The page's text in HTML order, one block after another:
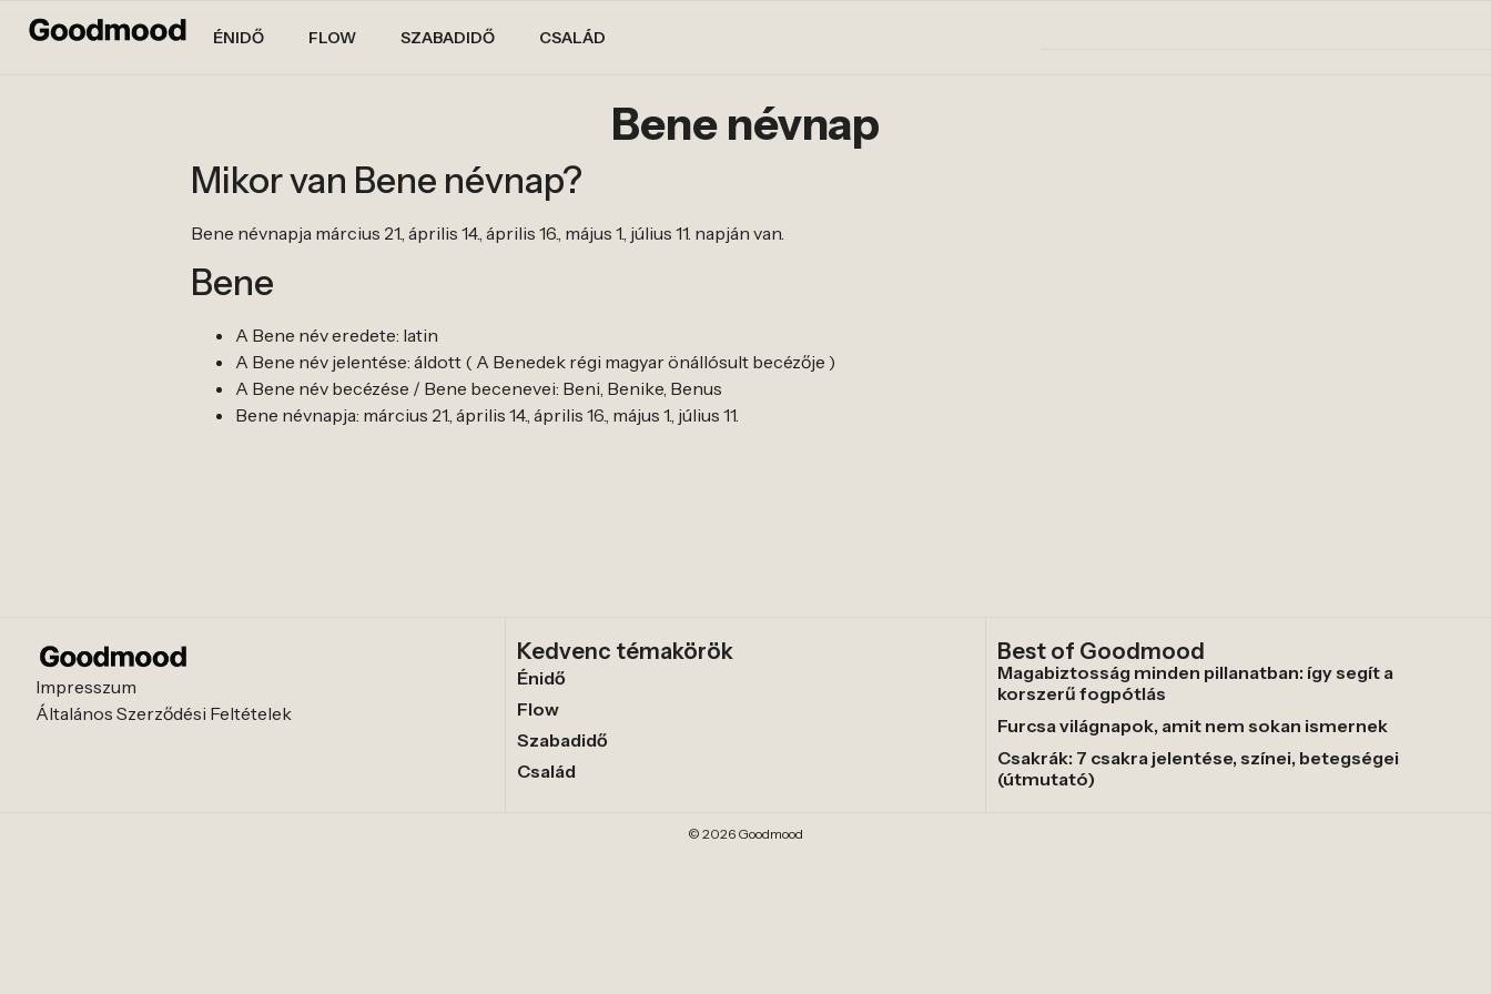
ÉNIDŐ FLOW SZABADIDŐ CSALÁD
Bene névnap
Mikor van Bene névnap?
Bene névnapja március 21., április 14., április 16., május 1., július 11. napján van.
Bene
A Bene név eredete: latin
A Bene név jelentése: áldott ( A Benedek régi magyar önállósult becézője )
A Bene név becézése / Bene becenevei: Beni, Benike, Benus
Bene névnapja: március 21., április 14., április 16., május 1., július 11.
Impresszum
Általános Szerződési Feltételek
Kedvenc témakörök
Énidő
Flow
Szabadidő
Család
Best of Goodmood
Magabiztosság minden pillanatban: így segít a
korszerű fogpótlás
Furcsa világnapok, amit nem sokan ismernek
Csakrák: 7 csakra jelentése, színei, betegségei
(útmutató)
© 2026 Goodmood